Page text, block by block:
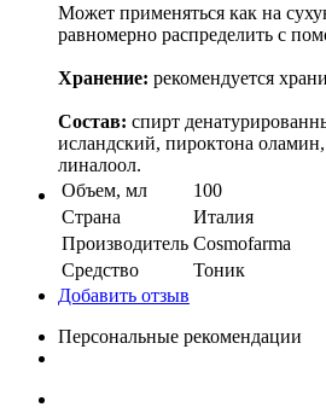
Может применяться как на
равномерно распределить с
Хранение: рекомендуется
Состав: спирт
исландский, пироктона
линалоол.
Объем, мл
100
Страна
Италия
Производитель Cosmofarma
Средство
Тоник
Добавить отзыв
Персональные рекомендации